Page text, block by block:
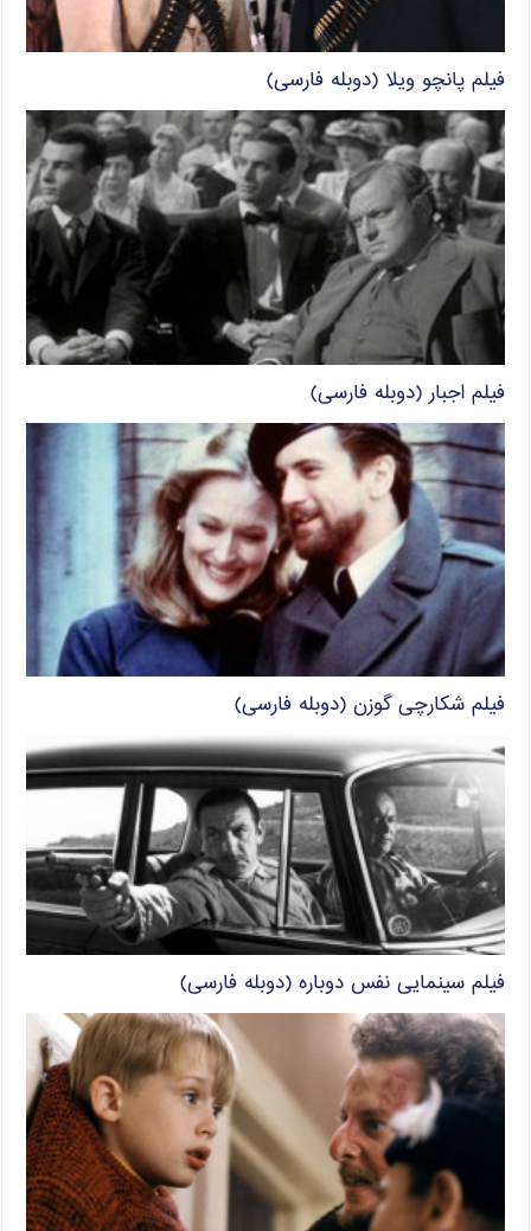
فیلم پانچو ویلا (دوبله فارسی)
فیلم اجبار (دوبله فارسی)
فیلم شکارچی گوزن (دوبله فارسی)
فیلم سینمایی نفس دوباره (دوبله فارسی)